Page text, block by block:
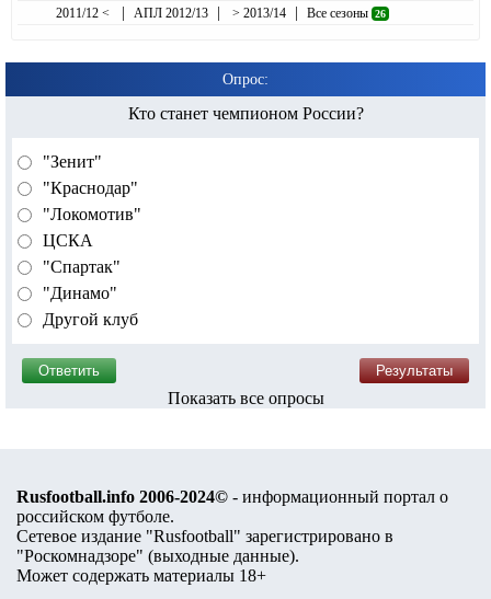
2011/12 < | АПЛ 2012/13 | > 2013/14 | Все сезоны 26
Опрос:
Кто станет чемпионом России?
"Зенит"
"Краснодар"
"Локомотив"
ЦСКА
"Спартак"
"Динамо"
Другой клуб
Показать все опросы
Rusfootball.info 2006-2024© - информационный портал о
российском футболе.
Сетевое издание "Rusfootball" зарегистрировано в
"Роскомнадзоре" (выходные данные).
Может содержать материалы 18+